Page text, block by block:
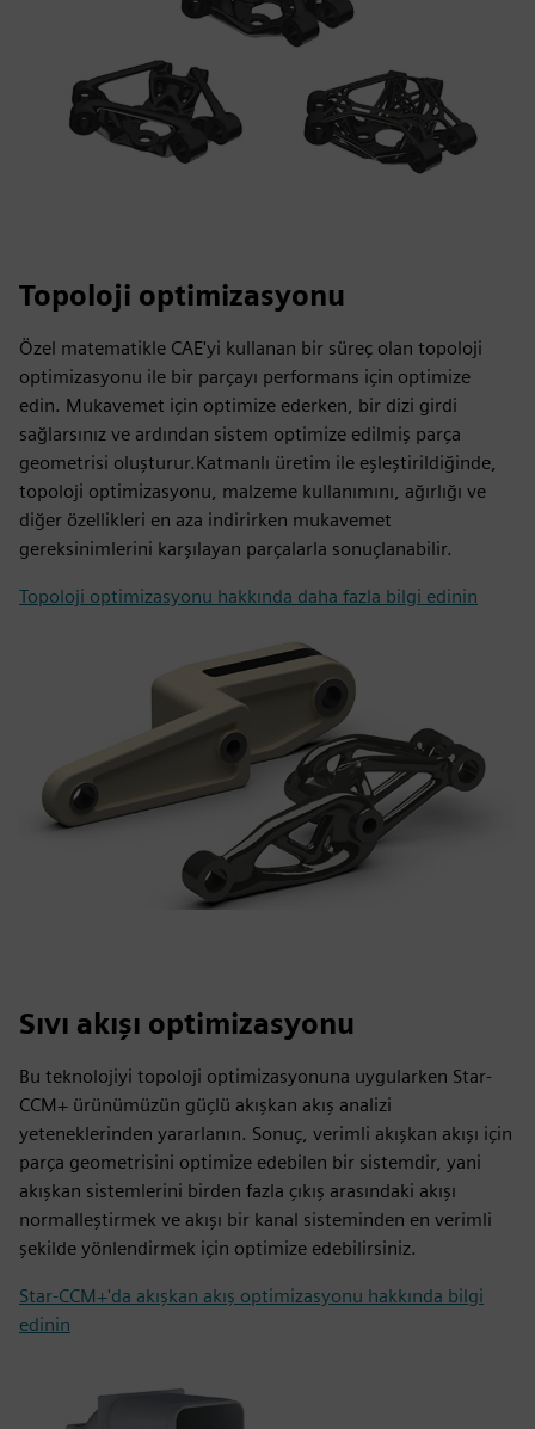
Topoloji optimizasyonu
Özel matematikle CAE'yi kullanan bir süreç olan topoloji
optimizasyonu ile bir parçayı performans için optimize
edin. Mukavemet için optimize ederken, bir dizi girdi
sağlarsınız ve ardından sistem optimize edilmiş parça
geometrisi oluşturur.Katmanlı üretim ile eşleştirildiğinde,
topoloji optimizasyonu, malzeme kullanımını, ağırlığı ve
diğer özellikleri en aza indirirken mukavemet
gereksinimlerini karşılayan parçalarla sonuçlanabilir.
Topoloji optimizasyonu hakkında daha fazla bilgi edinin
Sıvı akışı optimizasyonu
Bu teknolojiyi topoloji optimizasyonuna uygularken Star-
CCM+ ürünümüzün güçlü akışkan akış analizi
yeteneklerinden yararlanın. Sonuç, verimli akışkan akışı için
parça geometrisini optimize edebilen bir sistemdir, yani
akışkan sistemlerini birden fazla çıkış arasındaki akışı
normalleştirmek ve akışı bir kanal sisteminden en verimli
şekilde yönlendirmek için optimize edebilirsiniz.
Star-CCM+'da akışkan akış optimizasyonu hakkında bilgi
edinin